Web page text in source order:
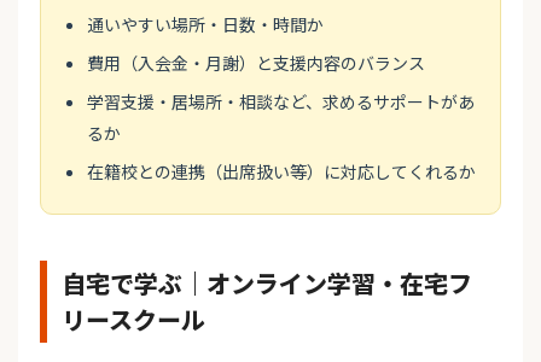
通いやすい場所・日数・時間か
費用（入会金・月謝）と支援内容のバランス
学習支援・居場所・相談など、求めるサポートがあ
るか
在籍校との連携（出席扱い等）に対応してくれるか
自宅で学ぶ｜オンライン学習・在宅フ
リースクール